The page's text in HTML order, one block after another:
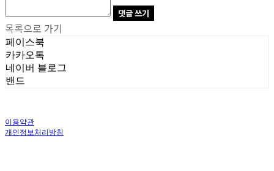
댓글 쓰기
목록으로 가기
페이스북
카카오톡
네이버 블로그
밴드
이용약관
개인정보처리방침